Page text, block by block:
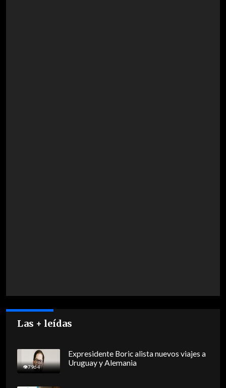
Las + leídas
7964
Expresidente Boric alista nuevos viajes a
Uruguay y Alemania